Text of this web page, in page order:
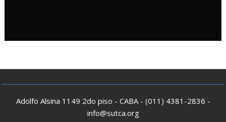
Adolfo Alsina 1149 2do piso - CABA - (011) 4381-2836 -
info@sutca.org